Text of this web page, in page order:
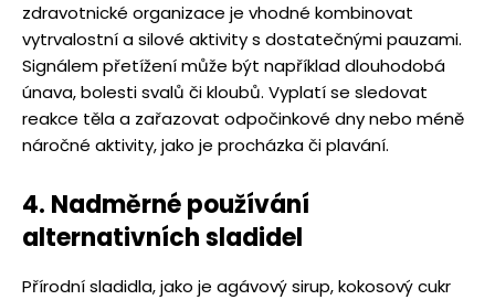
zdravotnické organizace je vhodné kombinovat
vytrvalostní a silové aktivity s dostatečnými pauzami.
Signálem přetížení může být například dlouhodobá
únava, bolesti svalů či kloubů. Vyplatí se sledovat
reakce těla a zařazovat odpočinkové dny nebo méně
náročné aktivity, jako je procházka či plavání.
4. Nadměrné používání
alternativních sladidel
Přírodní sladidla, jako je agávový sirup, kokosový cukr